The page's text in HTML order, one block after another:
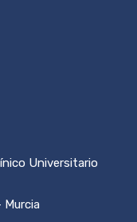
Universitario
Murcia